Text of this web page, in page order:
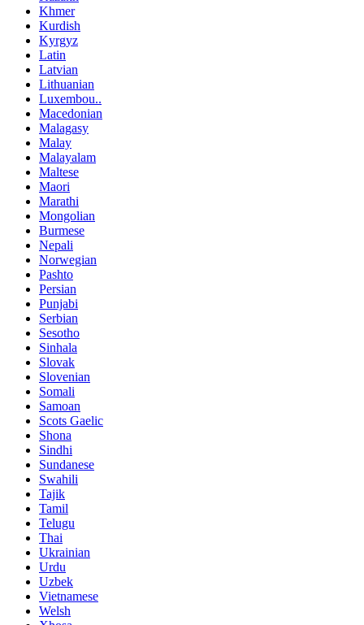
Khmer
Kurdish
Kyrgyz
Latin
Latvian
Lithuanian
Luxembou..
Macedonian
Malagasy
Malay
Malayalam
Maltese
Maori
Marathi
Mongolian
Burmese
Nepali
Norwegian
Pashto
Persian
Punjabi
Serbian
Sesotho
Sinhala
Slovak
Slovenian
Somali
Samoan
Scots Gaelic
Shona
Sindhi
Sundanese
Swahili
Tajik
Tamil
Telugu
Thai
Ukrainian
Urdu
Uzbek
Vietnamese
Welsh